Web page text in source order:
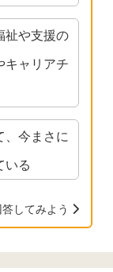
祉や支援の
キャリアチ
、今まさに
いる
してみよう